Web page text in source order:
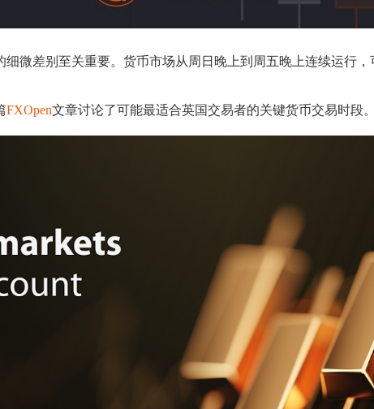
微差别至关重要。货币市场从周日晚上到周五晚上连续运行
FXOpen文章讨论了可能最适合英国交易者的关键货币交易时段。